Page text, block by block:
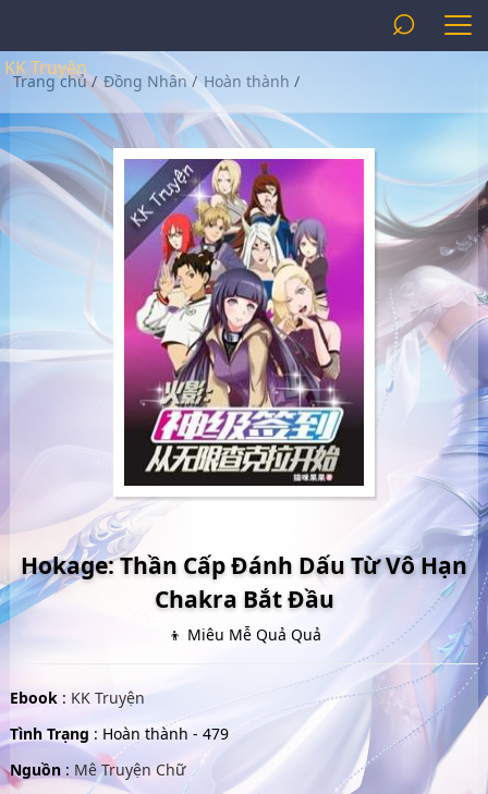
KK Truyện
⌕
Trang chủ/ Đồng Nhân/ Hoàn thành /
Hokage: Thần Cấp Đánh Dấu Từ Vô Hạn
Chakra Bắt Đầu
👦 Miêu Mễ Quả Quả
Ebook : KK Truyện
Tình Trạng : Hoàn thành - 479
Nguồn: Mê Truyện Chữ